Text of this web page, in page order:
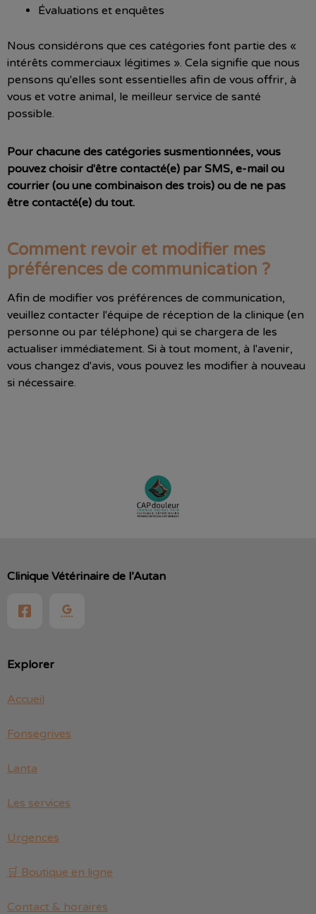
Évaluations et enquêtes
Nous considérons que ces catégories font partie des «
intérêts commerciaux légitimes ». Cela signifie que nous
pensons qu'elles sont essentielles afin de vous offrir, à
vous et votre animal, le meilleur service de santé
possible.
Pour chacune des catégories susmentionnées, vous
pouvez choisir d'être contacté(e) par SMS, e-mail ou
courrier (ou une combinaison des trois) ou de ne pas
être contacté(e) du tout.
Comment revoir et modifier mes
préférences de communication ?
Afin de modifier vos préférences de communication,
veuillez contacter l'équipe de réception de la clinique (en
personne ou par téléphone) qui se chargera de les
actualiser immédiatement. Si à tout moment, à l'avenir,
vous changez d'avis, vous pouvez les modifier à nouveau
si nécessaire.
Explorer
Accueil
Fonsegrives
Lanta
Les services
Urgences
🛒 Boutique en ligne
Contact & horaires
Clinique Vétérinaire de l’Autan